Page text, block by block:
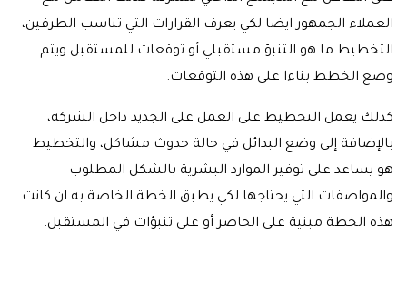
العملاء الجمهور ايضا لكي يعرف القرارات التي تناسب الطرفين،
التخطيط ما هو التنبؤ مستقبلي أو توقعات للمستقبل ويتم
وضع الخطط بناءا على هذه التوقعات.
كذلك يعمل التخطيط على العمل على الجديد داخل الشركة،
بالإضافة إلى وضع البدائل في حالة حدوث مشاكل، والتخطيط
هو يساعد على توفير الموارد البشرية بالشكل المطلوب
والمواصفات التي يحتاجها لكي يطبق الخطة الخاصة به ان كانت
هذه الخطة مبنية على الحاضر أو على تنبؤات في المستقبل.